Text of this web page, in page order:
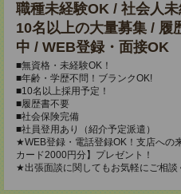
職種未経験OK / 社会人
10名以上の大量募集 / 履
中 / WEB登録・面接OK
■無資格・未経験OK！
■年齢・学歴不問！ブランクOK!
■10名以上採用予定！
■履歴書不要
■社会保険完備
■社員登用あり（紹介予定派遣）
★WEB登録・電話登録OK！支店への
カード2000円分】プレゼント！
★出張面談に関してもお気軽にご相談